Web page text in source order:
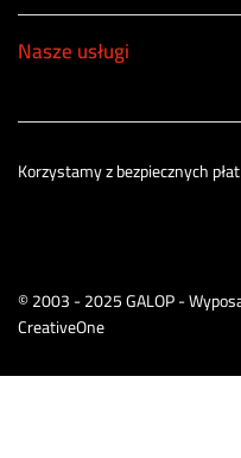
Nasze usługi
© 2003 - 2025 GALOP -
CreativeOne
Korzystamy z bezpiecznych